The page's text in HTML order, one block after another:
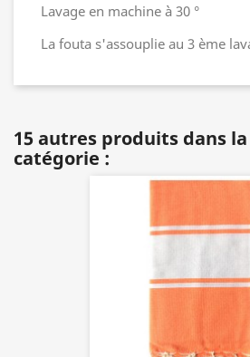
Lavage en machine à 30 °
La fouta s'assouplie au 3 ème
15 autres produits dans
catégorie :